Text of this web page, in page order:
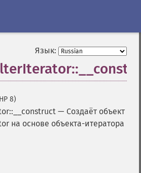
Язык:
8)
— Создаёт объект
на основе объекта-итератора